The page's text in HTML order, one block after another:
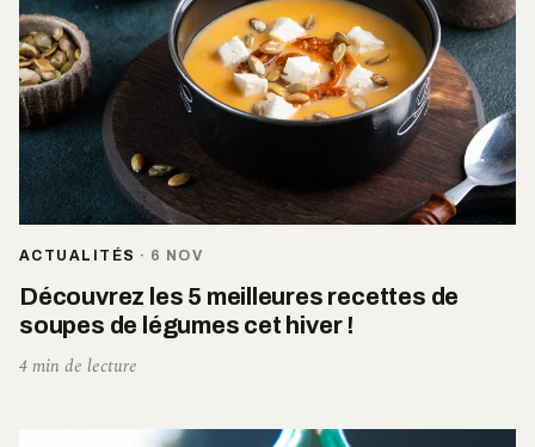
ACTUALITÉS · 6 NOV
Découvrez les 5 meilleures recettes de
soupes de légumes cet hiver !
4 min de lecture